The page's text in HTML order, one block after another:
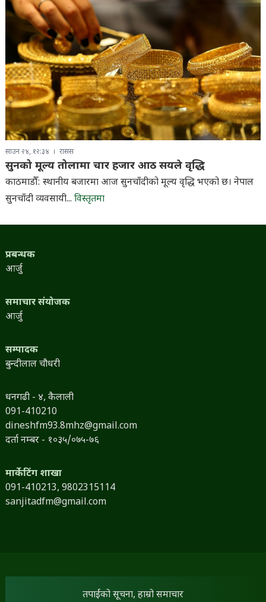
साउन २४, १२:३४ रासस
सुनको मूल्य तोलामा चार हजार आठ सयले वृद्धि
काठमाडौँ: स्थानीय बजारमा आज सुनचाँदीको मूल्य वृद्धि भएको छ। नेपाल
सुनचाँदी व्यवसायी... विस्तृतमा
प्रबन्धक
आर्जु
समाचार संयोजक
आर्जु
सम्पादक
बुन्दीलाल चौधरी
धनगढी - ४, कैलाली
091-410210
dineshfm93.8mhz@gmail.com
दर्ता नम्बर - १०३५/०७५-७६
मार्केटिंग शाखा
091-410213, 9802315114
sanjitadfm@gmail.com
तपाईंको सूचना, हाम्रो समाचार